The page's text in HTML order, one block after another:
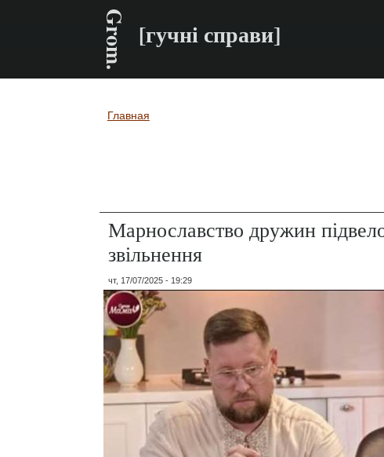
Grom. [гучні справи]
Вы здесь
Главная
Марнославство дружин
звільнення
чт, 17/07/2025 - 19:29